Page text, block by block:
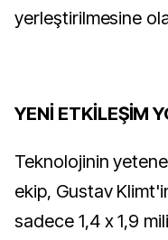
yerleştirilmesine
YENİ ETKİLEŞİM
Teknolojinin
ekip, Gustav
sadece 1,4 x 1,9